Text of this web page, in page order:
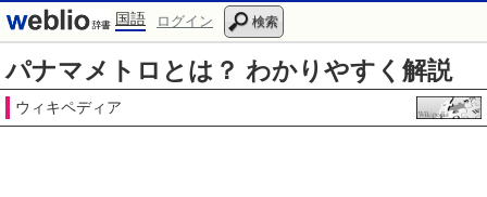
国語 ログイン 検索
パナマメトロとは？ わかりやすく解説
ウィキペディア